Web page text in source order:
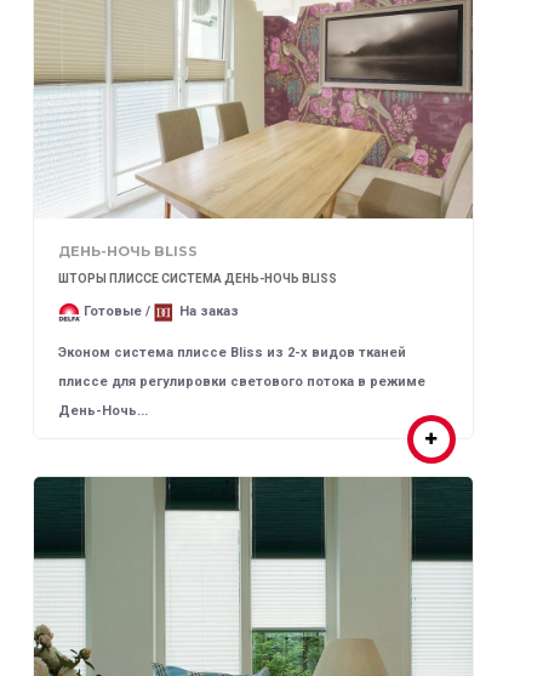
ДЕНЬ-НОЧЬ BLISS
ШТОРЫ ПЛИССЕ СИСТЕМА ДЕНЬ-НОЧЬ BLISS
Готовые / На заказ
Эконом система плиссе Bliss из 2-х видов тканей
плиссе для регулировки светового потока в режиме
День-Ночь...